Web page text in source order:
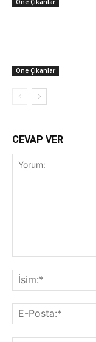
Öne Çıkanlar
Öne Çıkanlar
CEVAP VER